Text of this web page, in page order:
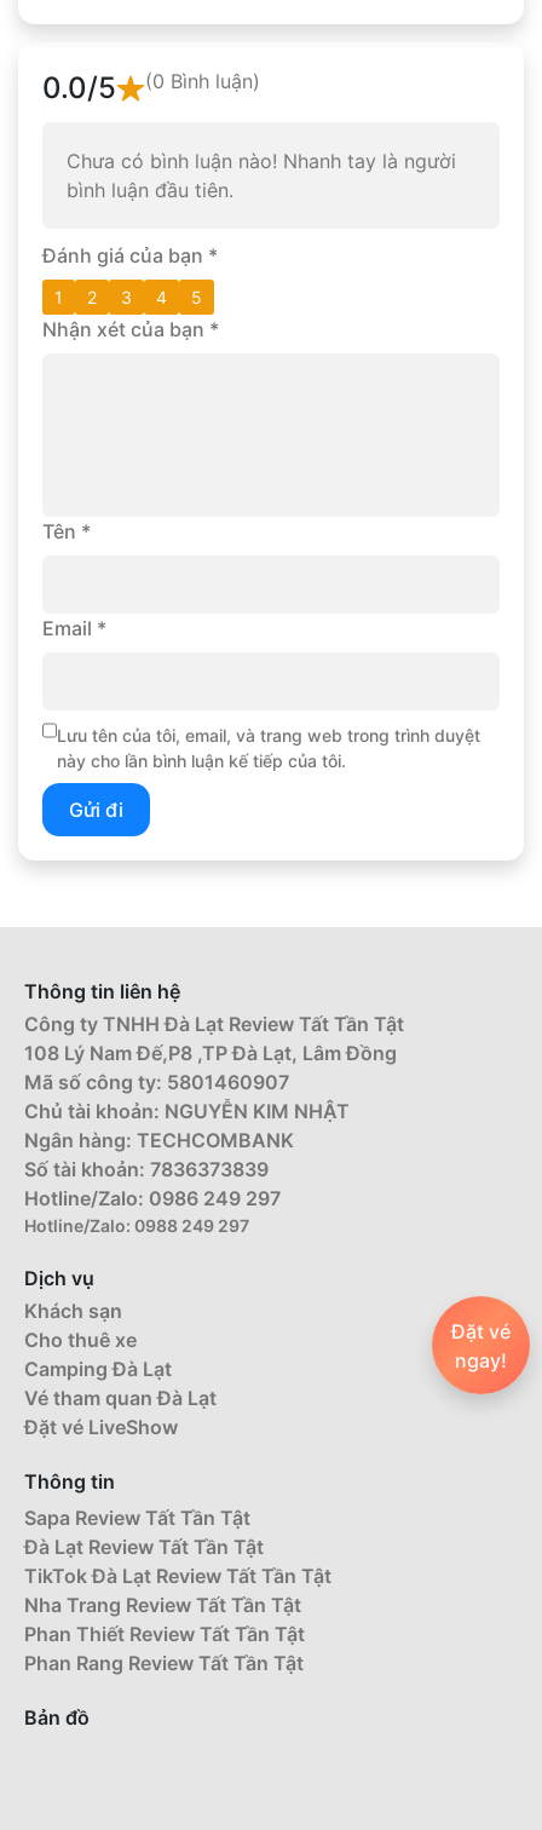
0.0/5 (0 Bình luận)
Chưa có bình luận nào! Nhanh tay là người
bình luận đầu tiên.
Đánh giá của bạn *
1 2 3 4 5
Nhận xét của bạn *
Tên *
Email *
Lưu tên của tôi, email, và trang web trong trình duyệt
này cho lần bình luận kế tiếp của tôi.
Đặt vé
ngay!
Thông tin liên hệ
Công ty TNHH Đà Lạt Review Tất Tần Tật
108 Lý Nam Đế,P8 ,TP Đà Lạt, Lâm Đồng
Mã số công ty: 5801460907
Chủ tài khoản: NGUYỄN KIM NHẬT
Ngân hàng: TECHCOMBANK
Số tài khoản: 7836373839
Hotline/Zalo: 0986 249 297
Hotline/Zalo: 0988 249 297
Dịch vụ
Khách sạn
Cho thuê xe
Camping Đà Lạt
Vé tham quan Đà Lạt
Đặt vé LiveShow
Thông tin
Sapa Review Tất Tần Tật
Đà Lạt Review Tất Tần Tật
TikTok Đà Lạt Review Tất Tần Tật
Nha Trang Review Tất Tần Tật
Phan Thiết Review Tất Tần Tật
Phan Rang Review Tất Tần Tật
Bản đồ